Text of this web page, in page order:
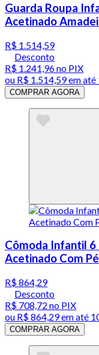
Guarda Roupa
Acetinado
R$ 1.514,59
Desconto
R$ 1.241,96no PIX
ou R$ 1.514,59em até
COMPRAR AGORA
Cômoda Infantil
Acetinado Com
R$ 864,29
Desconto
R$ 708,72 no PIX
ou R$ 864,29em até
COMPRAR AGORA